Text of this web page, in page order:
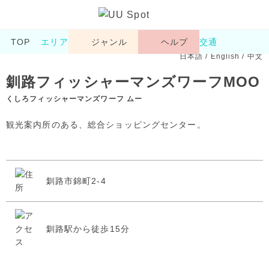
TOP エリア ジャンル ヘルプ 交通
日本語 / English / 中文
釧路フィッシャーマンズワーフMOO
くしろフィッシャーマンズワーフ ムー
観光案内所のある、総合ショッピングセンター。
釧路市錦町2-4
釧路駅から徒歩15分